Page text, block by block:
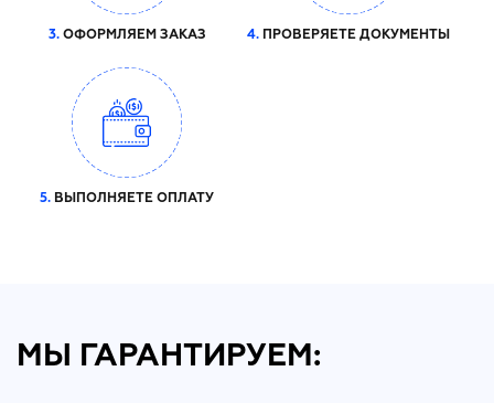
3.ОФОРМЛЯЕМ ЗАКАЗ 4.ПРОВЕРЯЕТЕ ДОКУМЕНТЫ
5. ВЫПОЛНЯЕТЕ ОПЛАТУ
МЫ ГАРАНТИРУЕМ: